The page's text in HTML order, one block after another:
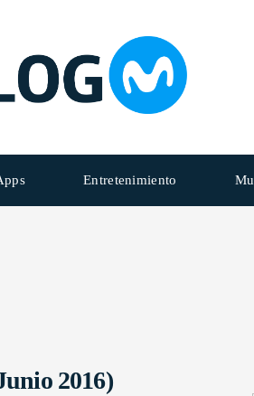
Entretenimiento
2016)